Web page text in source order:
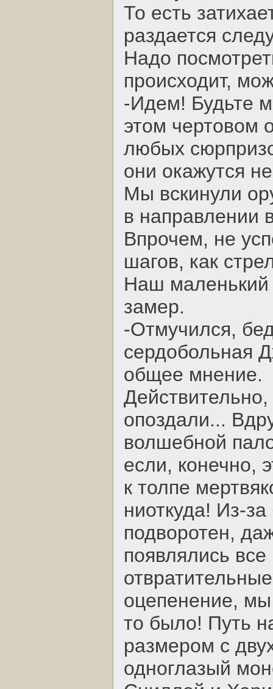
То есть
раздается
Надо
происходит,
-Идем! Будьте
этом чертовом
любых
они окажутся
Мы вскинули
в направлении
Впрочем, не
шагов, как
Наш маленький
замер.
-Отмучился,
сердобольная
общее мнение.
опоздали...
волшебной
если, конечно,
к толпе
ниоткуда! Из-
подворотен,
появлялись
оцепенение, мы
то было! Путь
размером с
одноглазый